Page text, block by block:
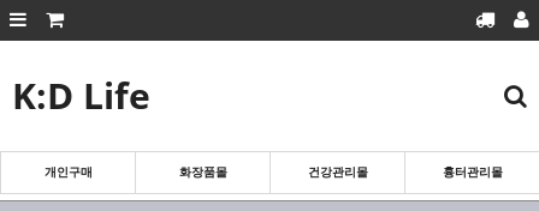
회원가입
흉터관리몰
K:D Life
개인구매 화장품몰 건강관리몰 흉터관리몰